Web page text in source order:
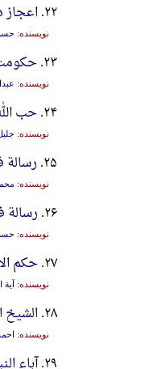
۲۲. اعجاز
نویسنده:
۲۳.
نویسنده:
۲۴. حب
نویسنده:
۲۵. رسالة
نویسنده:
۲۶. رسالة
نویسنده:
۲۷. حکم
نویسنده: آیة
۲۸. الشیخ
نویسنده: